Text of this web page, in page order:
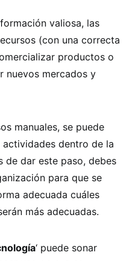
valiosa, las
(con una correcta
productos o
nuevos mercados y
manuales, se puede
dentro de la
de dar este paso, debes
para que se
adecuada cuáles
más adecuadas.
‘ puede sonar